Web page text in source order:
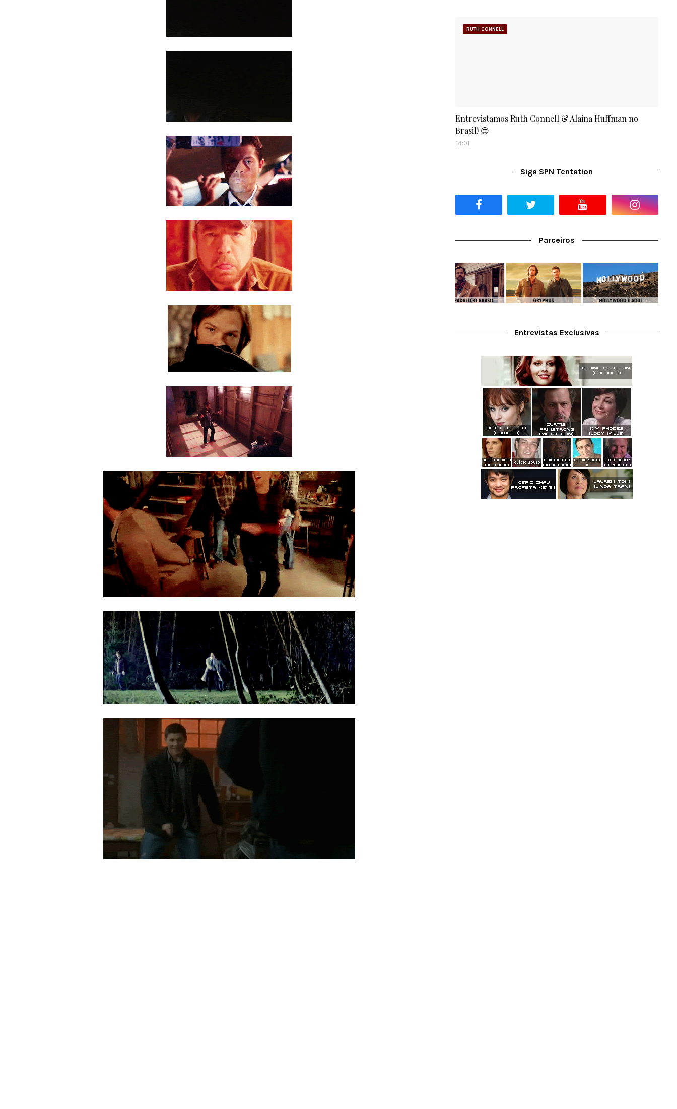
RUTH CONNELL
Entrevistamos Ruth Connell & Alaina Huffman no
Brasil! 😍
14:01
Siga SPN Tentation
Parceiros
Entrevistas Exclusivas